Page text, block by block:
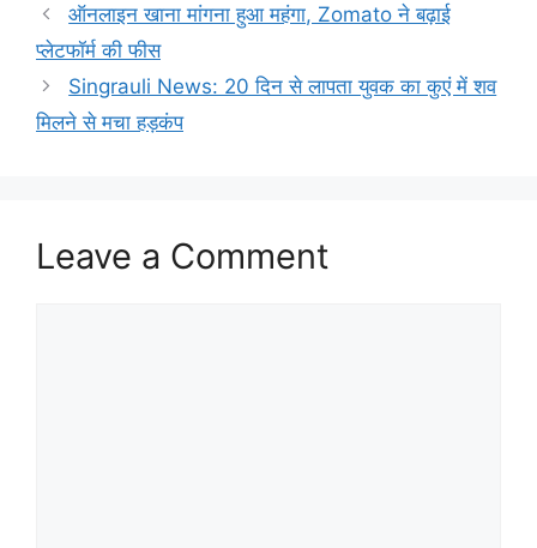
ऑनलाइन खाना मांगना हुआ महंगा, Zomato ने बढ़ाई
प्लेटफॉर्म की फीस
Singrauli News: 20 दिन से लापता युवक का कुएं में शव
मिलने से मचा हड़कंप
Leave a Comment